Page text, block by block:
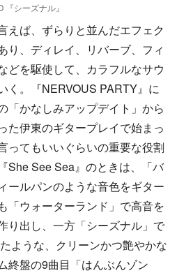
『シーズナル』
えば、ずらりと並んだエフェク
り、ディレイ、リバーブ、フィ
どを駆使して、カラフルなサウ
く。『NERVOUS PARTY』に
「かなしみアップデイト」から
た伊東のギタープレイで始まっ
ってもいいぐらいの重要な役割
She See Sea』のときは、「バ
ールパンのような音色をギター
「ウォーターランド」で高音を
り出し、一方「シーズナル」で
ような、クリーンかつ艶やかな
終盤の9曲目「はんぶんゾン